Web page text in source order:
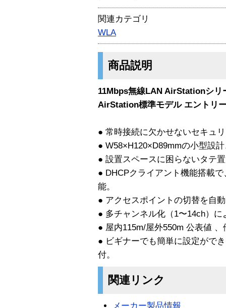
関連カテゴリ
WLA
商品説明
11Mbps無線LAN AirStationシ
AirStation標準モデル エントリ
● 常時接続に欠かせないセキュ
● W58×H120×D89mmの小型設
● 設置スペースに困らないタテ
● DHCPクライアント機能搭載
能。
● アクセスポイントの切替を自
● 多チャンネル化（1〜14ch）
● 屋内115m/屋外550m 公表値
● ビギナーでも簡単に設定がで
付。
関連リンク
メーカー製品情報